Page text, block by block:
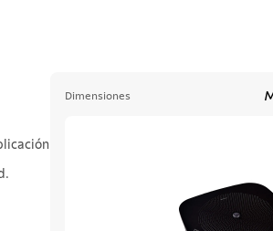
Dimensiones